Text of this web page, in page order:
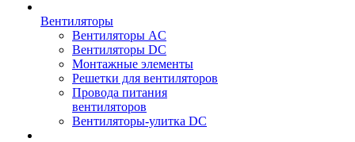
Вентиляторы
Вентиляторы AC
Вентиляторы DC
Монтажные элементы
Решетки для вентиляторов
Провода питания
вентиляторов
Вентиляторы-улитка DC